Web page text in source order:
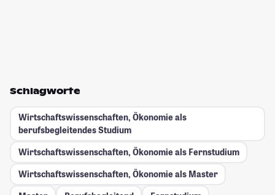
Schlagworte
Wirtschaftswissenschaften, Ökonomie als
berufsbegleitendes Studium
Wirtschaftswissenschaften, Ökonomie als Fernstudium
Wirtschaftswissenschaften, Ökonomie als Master